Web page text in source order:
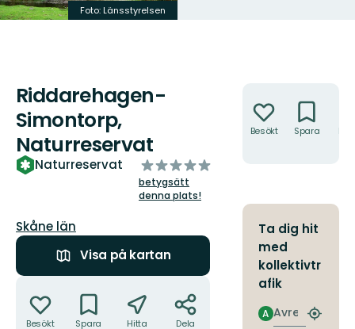
Foto: Länsstyrelsen
Riddarehagen-
Simontorp,
Naturreservat
Naturreservat
av
5
stjärnor
betygsätt
denna plats!
Län:
Skåne län
Visa på kartan
Besökt Spara
Hitta
Dela
Besökt Spara
Ta dig hit
med
kollektivtr
afik
Avresa
A
Hitta